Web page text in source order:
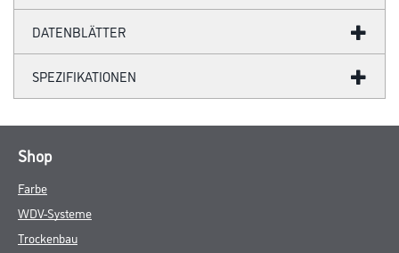
DATENBLÄTTER
SPEZIFIKATIONEN
Shop
Farbe
WDV-Systeme
Trockenbau